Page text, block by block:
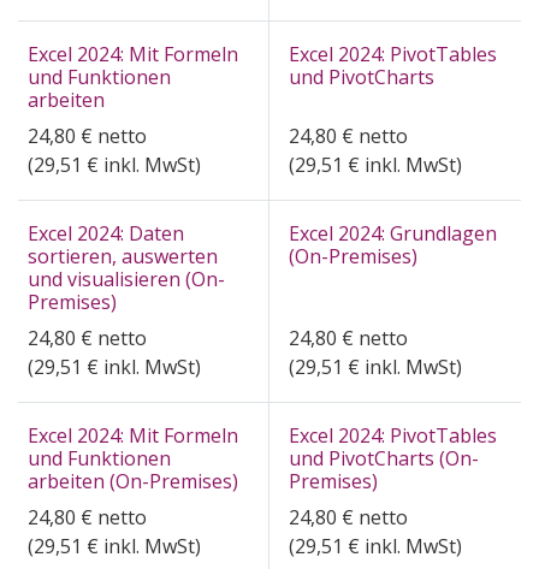
Excel 2024: Mit Formeln
und Funktionen
arbeiten
24,80 € netto
(29,51 € inkl. MwSt)
Excel 2024: PivotTables
und PivotCharts
24,80 € netto
(29,51 € inkl. MwSt)
Excel 2024: Daten
sortieren, auswerten
und visualisieren (On-
Premises)
24,80 € netto
(29,51 € inkl. MwSt)
Excel 2024: Grundlagen
(On-Premises)
24,80 € netto
(29,51 € inkl. MwSt)
Excel 2024: Mit Formeln
und Funktionen
arbeiten (On-Premises)
24,80 € netto
(29,51 € inkl. MwSt)
Excel 2024: PivotTables
und PivotCharts (On-
Premises)
24,80 € netto
(29,51 € inkl. MwSt)